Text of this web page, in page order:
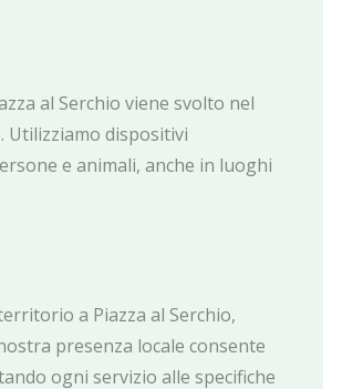
al Serchio viene svolto nel
Utilizziamo dispositivi
e animali, anche in luoghi
a Piazza al Serchio,
presenza locale consente
ogni servizio alle specifiche